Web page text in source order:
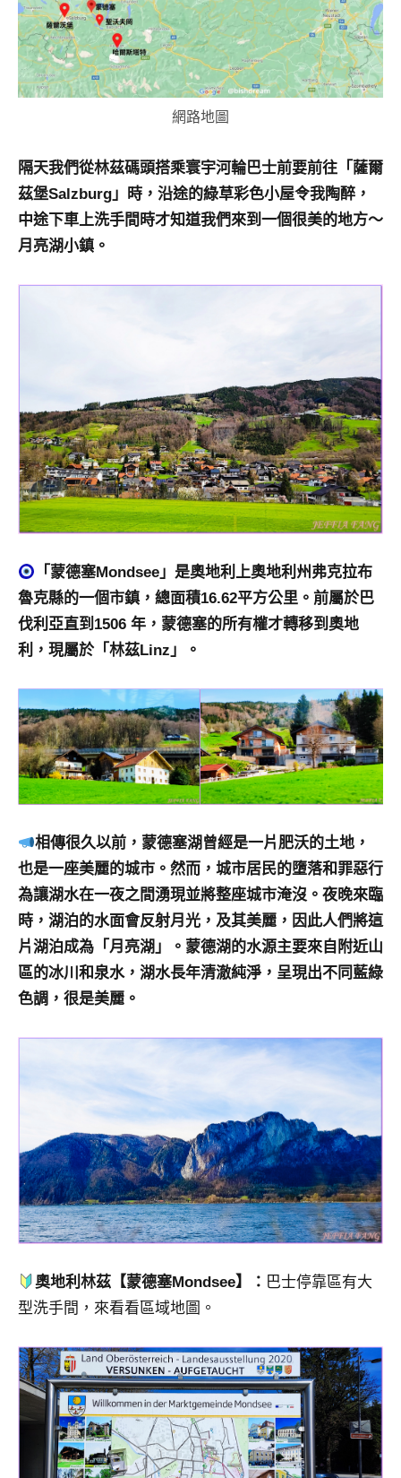
校
企
業
講
座、
客
及
遊
雜
作
達
人
對
象。
★
網路地圖
隔天我們從林茲碼頭搭乘寰宇河輪巴士前要前往「薩爾
茲堡Salzburg」時，沿途的綠草彩色小屋令我陶醉，
中途下車上洗手間時才知道我們來到一個很美的地方～
月亮湖小鎮。
「蒙德塞Mondsee」是奧地利上奧地利州弗克拉布
魯克縣的一個市鎮，總面積16.62平方公里。前屬於巴
伐利亞直到1506 年，蒙德塞的所有權才轉移到奧地
利，現屬於「林茲Linz」。
相傳很久以前，蒙德塞湖曾經是一片肥沃的土地，
也是一座美麗的城市。然而，城市居民的墮落和罪惡行
為讓湖水在一夜之間湧現並將整座城市淹沒。夜晚來臨
時，湖泊的水面會反射月光，及其美麗，因此人們將這
片湖泊成為「月亮湖」。蒙德湖的水源主要來自附近山
區的冰川和泉水，湖水長年清澈純淨，呈現出不同藍綠
色調，很是美麗。
奧地利林茲【蒙德塞Mondsee】： 巴士停靠區有大
型洗手間，來看看區域地圖。